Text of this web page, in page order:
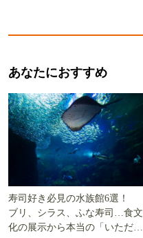
あなたにおすすめ
寿司好き必見の水族館6選！
ブリ、シラス、ふな寿司…食文
化の展示から本当の「いただき